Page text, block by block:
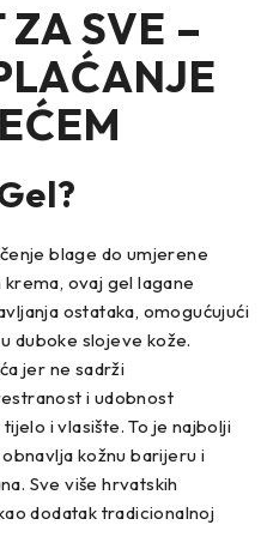
SVE –
?
blage do umjerene
ovaj gel lagane
ostataka, omogućujući
duboke slojeve kože.
jer ne sadrži
i udobnost
i vlasište. To je najbolji
kožnu barijeru i
Sve više hrvatskih
dodatak tradicionalnoj